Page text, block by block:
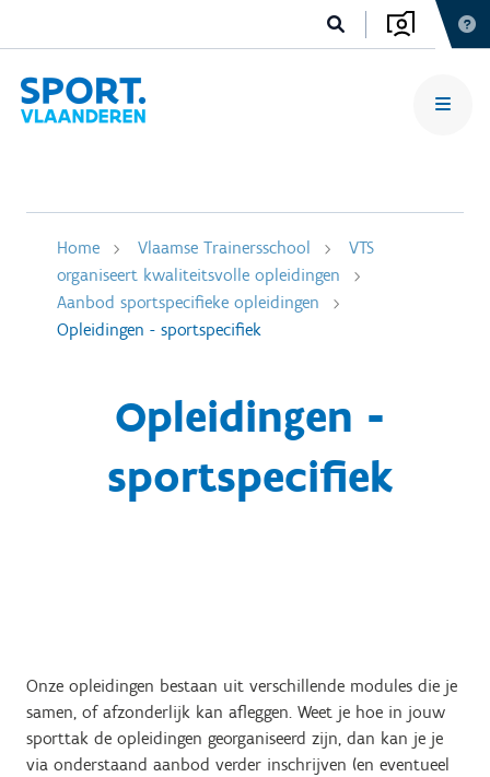
Home Vlaamse Trainersschool
VTS
organiseert kwaliteitsvolle opleidingen
Aanbod sportspecifieke opleidingen
Opleidingen - sportspecifiek
Opleidingen -
sportspecifiek
Onze opleidingen bestaan uit verschillende modules die je
samen, of afzonderlijk kan afleggen. Weet je hoe in jouw
sporttak de opleidingen georganiseerd zijn, dan kan je je
via onderstaand aanbod verder inschrijven (en eventueel